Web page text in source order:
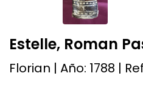
Estelle, Roman
Florian | Año: 1788 |